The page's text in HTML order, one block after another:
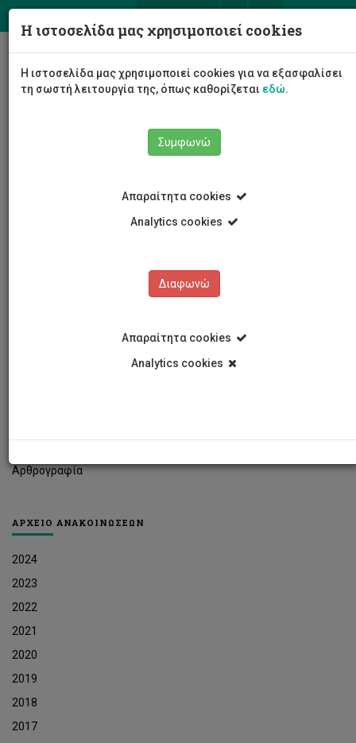
Αρθρογραφία
ΑΡΧΕΙΟ ΑΝΑΚΟΙΝΩΣΕΩΝ
2024
2023
2022
2021
2020
2019
2018
2017
Η ιστοσελίδα μας χρησιμοποιεί cookies
Η ιστοσελίδα μας χρησιμοποιεί cookies για να εξασφαλίσει
τη σωστή λειτουργία της, όπως καθορίζεται εδώ.
Συμφωνώ
Απαραίτητα cookies
Analytics cookies
Διαφωνώ
Απαραίτητα cookies
Analytics cookies